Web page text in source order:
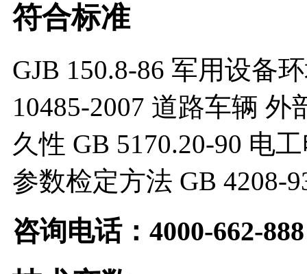
符合标准
GJB 150.8-86 军用设备
10485-2007 道路车辆
久性 GB 5170.20-90 电
参数检定方法 GB 4208-
咨询电话：4000-662-888